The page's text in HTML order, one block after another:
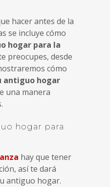
hacer antes de la
se incluye cómo
hogar para la
preocupes, desde
cómo
antiguo hogar
una manera
hogar para
hay que tener
así te dará
antiguo hogar.